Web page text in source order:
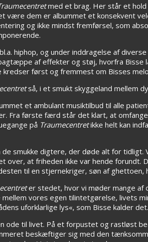
med et brag. Her står et hold
være dem er albummet et konsekvent
og ikke mindst fremførsel, som
hiphop, og under inddragelse af
af effekter og støj, hvorfra Bisse
kredser først og fremmest om Bisses
så, i et smukt skyggeland mellem
et ambulant musiktilbud til alle
Fra første færd står det klart, at
på Traumecentretikke helt kan
smukke digtere, der døde alt for tidligt.
over, at friheden ikke var hende forundt.
til en stjernekriger, søn af
er stedet, hvor vi møder mange af
vores egen tilintetgørelse, livets
uforklarlige lys«, som Bisse kalder det.
en ode til livet. På et forpustet og
beskæftiger sig med den